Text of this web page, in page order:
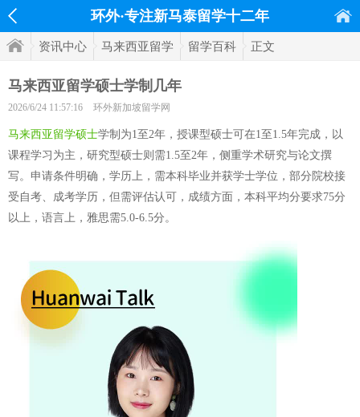
环外·专注新马泰留学十二年
资讯中心 马来西亚留学 留学百科 正文
马来西亚留学硕士学制几年
2026/6/24 11:57:16 环外新加坡留学网
马来西亚留学硕士学制为1至2年，授课型硕士可在1至1.5年完成，以
课程学习为主，研究型硕士则需1.5至2年，侧重学术研究与论文撰
写。申请条件明确，学历上，需本科毕业并获学士学位，部分院校接
受自考、成考学历，但需评估认可，成绩方面，本科平均分要求75分
以上，语言上，雅思需5.0-6.5分。